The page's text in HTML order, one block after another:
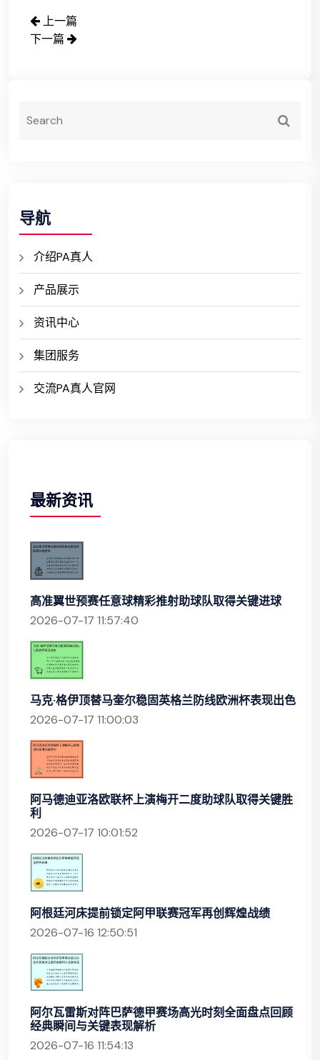
上一篇
下一篇
导航
介绍PA真人
产品展示
资讯中心
集团服务
交流PA真人官网
最新资讯
高准翼世预赛任意球精彩推射助球队取得关键进球
2026-07-17 11:57:40
马克·格伊顶替马奎尔稳固英格兰防线欧洲杯表现出色
2026-07-17 11:00:03
阿马德迪亚洛欧联杯上演梅开二度助球队取得关键胜
利
2026-07-17 10:01:52
阿根廷河床提前锁定阿甲联赛冠军再创辉煌战绩
2026-07-16 12:50:51
阿尔瓦雷斯对阵巴萨德甲赛场高光时刻全面盘点回顾
经典瞬间与关键表现解析
2026-07-16 11:54:13